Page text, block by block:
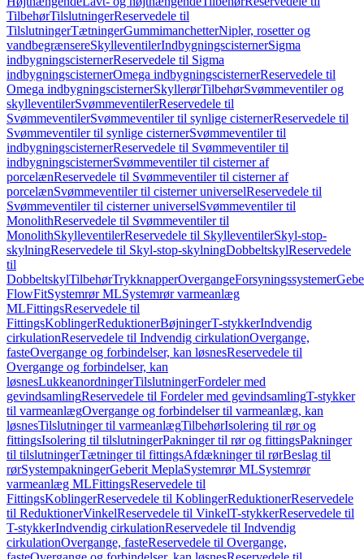
TilbehørTilslutningerReservedele til
TilslutningerTætningerGummimanchetterNipler, rosetter og
vandbegrænsereSkylleventilerIndbygningscisternerSigma
indbygningscisternerReservedele til Sigma
indbygningscisternerOmega indbygningscisternerReservedele til
Omega indbygningscisternerSkyllerørTilbehørSvømmeventiler og
skylleventilerSvømmeventilerReservedele til
SvømmeventilerSvømmeventiler til synlige cisternerReservedele til
Svømmeventiler til synlige cisternerSvømmeventiler til
indbygningscisternerReservedele til Svømmeventiler til
indbygningscisternerSvømmeventiler til cisterner af
porcelænReservedele til Svømmeventiler til cisterner af
porcelænSvømmeventiler til cisterner universelReservedele til
Svømmeventiler til cisterner universelSvømmeventiler til
MonolithReservedele til Svømmeventiler til
MonolithSkylleventilerReservedele til SkylleventilerSkyl-stop-
skylningReservedele til Skyl-stop-skylningDobbeltskylReservedele
til
DobbeltskylTilbehørTrykknapperOvergangeForsyningssystemer
FlowFitSystemrør MLSystemrør varmeanlæg
MLFittingsReservedele til
FittingsKoblingerReduktionerBøjningerT-stykkerIndvendig
cirkulationReservedele til Indvendig cirkulationOvergange,
fasteOvergange og forbindelser, kan løsnesReservedele til
Overgange og forbindelser, kan
løsnesLukkeanordningerTilslutningerFordeler med
gevindsamlingReservedele til Fordeler med gevindsamlingT-stykker
til varmeanlægOvergange og forbindelser til varmeanlæg, kan
løsnesTilslutninger til varmeanlægTilbehørIsolering til rør og
fittingsIsolering til tilslutningerPakninger til rør og fittingsPakninger
til tilslutningerTætninger til fittingsAfdækninger til rørBeslag til
rørSystempakningerGeberit MeplaSystemrør MLSystemrør
varmeanlæg MLFittingsReservedele til
FittingsKoblingerReservedele til KoblingerReduktionerReservedele
til ReduktionerVinkelReservedele til VinkelT-stykkerReservedele til
T-stykkerIndvendig cirkulationReservedele til Indvendig
cirkulationOvergange, fasteReservedele til Overgange,